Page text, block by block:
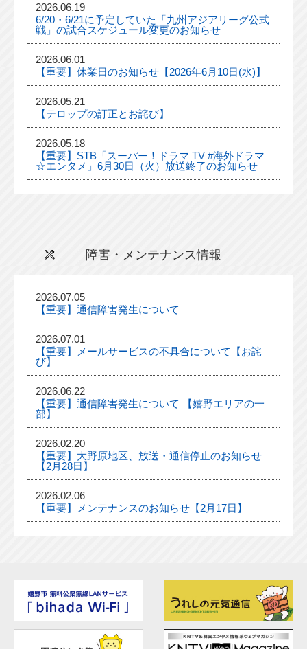
2026.06.19
6/20・6/21に予定していた「九州アジアリーグ公式
戦」の試合スケジュール変更のお知らせ
2026.06.01
【重要】休業日のお知らせ【2026年6月10日(水)】
2026.05.21
【テロップの訂正とお詫び】
2026.05.18
【重要】STB「スーパー！ドラマ TV #海外ドラマ
☆エンタメ」6月30日（火）放送終了のお知らせ
障害・メンテナンス情報
2026.07.05
【重要】通信障害発生について
2026.07.01
【重要】メールサービスの不具合について【お詫
び】
2026.06.22
【重要】通信障害発生について 【嬉野エリアの一
部】
2026.02.20
【重要】大野原地区、放送・通信停止のお知らせ
【2月28日】
2026.02.06
【重要】メンテナンスのお知らせ【2月17日】